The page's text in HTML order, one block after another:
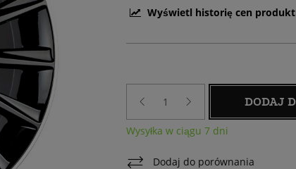
Wyświetl historię cen
DODAJ
Wysyłka w ciągu 7 dni
Dodaj do porównania